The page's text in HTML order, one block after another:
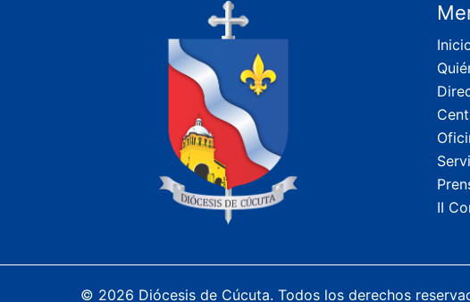
II
© 2026 Diócesis de Cúcuta. Todos los derechos